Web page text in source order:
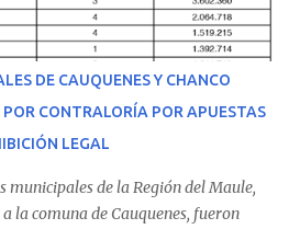
años, se agravó y pese a los esfuerzos
terminó falleciendo, sin alcanzar a
en el centro de destino. Apenas se
sus padres —residentes en
con la esperanza de una
alrededo...
DE CAUQUENES Y CHANCO
CONTRALORÍA POR APUESTAS
LEGAL
municipales de la Región del Maule,
la comuna de Cauquenes, fueron